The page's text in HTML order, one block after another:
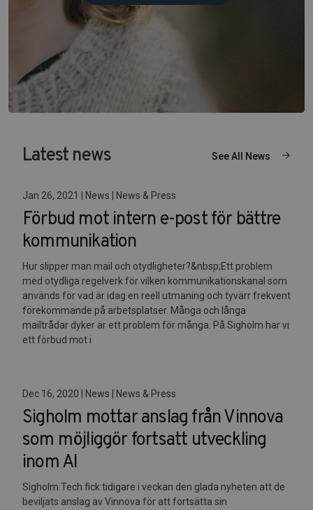
Latest news See All News
Jan 26, 2021 | News | News & Press
Förbud mot intern e-post för bättre
kommunikation
Hur slipper man mail och otydligheter?&nbsp;Ett problem
med otydliga regelverk för vilken kommunikationskanal som
används för vad är idag en reell utmaning och tyvärr frekvent
förekommande på arbetsplatser. Många och långa
mailtrådar dyker är ett problem för många. På Sigholm har vi
ett förbud mot i
Dec 16, 2020 | News | News & Press
Sigholm mottar anslag från Vinnova
som möjliggör fortsatt utveckling
inom AI
Sigholm Tech fick tidigare i veckan den glada nyheten att de
beviljats anslag av Vinnova för att fortsätta sin